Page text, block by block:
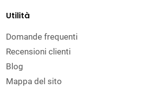
Utilità
Domande frequenti
Recensioni clienti
Blog
Mappa del sito